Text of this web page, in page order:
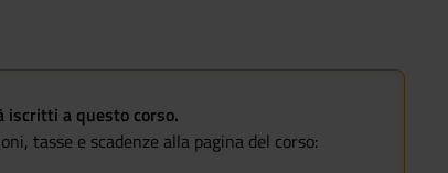
iscritti a questo corso.
tasse e scadenze alla pagina del corso: